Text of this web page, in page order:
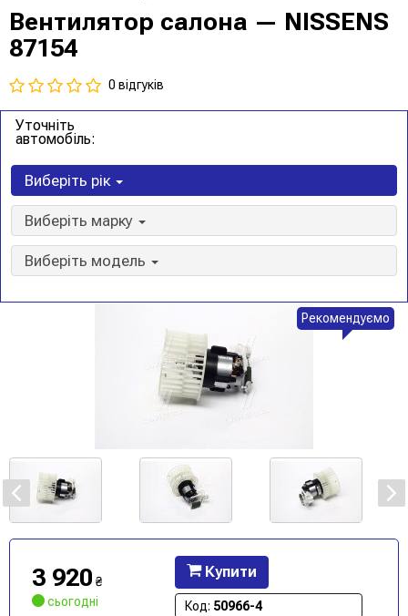
Вентилятор салона — NISSENS
87154
0 відгуків
Уточніть
автомобіль:
Виберіть рік
Виберіть марку
Виберіть модель
Рекомендуємо
3 920 ₴
сьогодні
Купити
Код: 50966-4